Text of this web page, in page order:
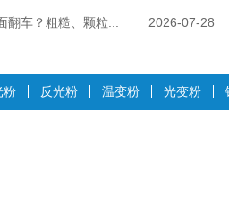
指南｜做对这几步... 2026-07-17
粉 反光粉 温变粉 光变粉